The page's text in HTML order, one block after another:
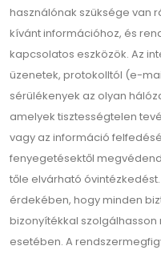
használónak szüksége van
kívánt információhoz, és
kapcsolatos eszközök. Az
üzenetek, protokolltól (e-
sérülékenyek az olyan
amelyek tisztességtelen
vagy az információ
fenyegetésektől
tőle elvárható
érdekében, hogy minden
bizonyítékkal
esetében. A